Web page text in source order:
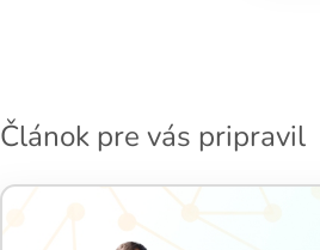
Článok pre vás pripravil